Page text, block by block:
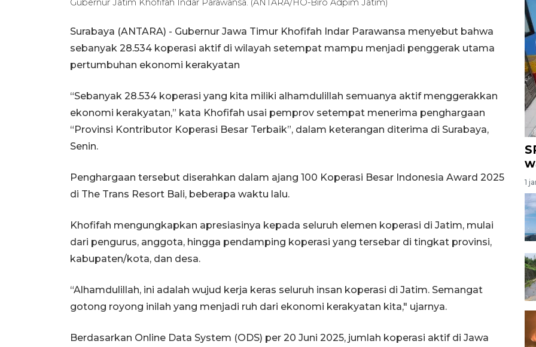
Gubernur Jatim Khofifah Indar Parawansa. (ANTARA/HO-Biro Adpim Jatim)
Surabaya (ANTARA) - Gubernur Jawa Timur Khofifah Indar Parawansa menyebut bahwa
sebanyak 28.534 koperasi aktif di wilayah setempat mampu menjadi penggerak utama
pertumbuhan ekonomi kerakyatan
“Sebanyak 28.534 koperasi yang kita miliki alhamdulillah semuanya aktif menggerakkan
ekonomi kerakyatan,” kata Khofifah usai pemprov setempat menerima penghargaan
“Provinsi Kontributor Koperasi Besar Terbaik”, dalam keterangan diterima di Surabaya,
Senin.
Penghargaan tersebut diserahkan dalam ajang 100 Koperasi Besar Indonesia Award 2025
di The Trans Resort Bali, beberapa waktu lalu.
Khofifah mengungkapkan apresiasinya kepada seluruh elemen koperasi di Jatim, mulai
dari pengurus, anggota, hingga pendamping koperasi yang tersebar di tingkat provinsi,
kabupaten/kota, dan desa.
“Alhamdulillah, ini adalah wujud kerja keras seluruh insan koperasi di Jatim. Semangat
gotong royong inilah yang menjadi ruh dari ekonomi kerakyatan kita," ujarnya.
Berdasarkan Online Data System (ODS) per 20 Juni 2025, jumlah koperasi aktif di Jawa
1